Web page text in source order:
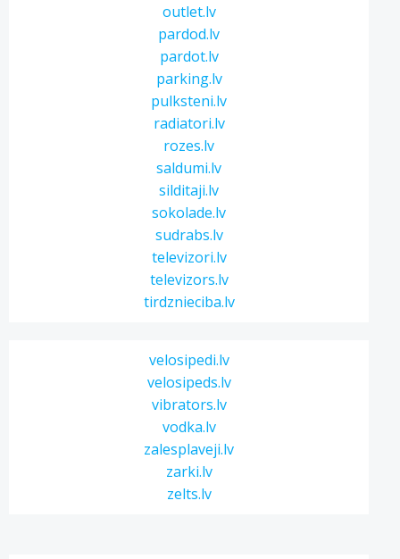
outlet.lv
pardod.lv
pardot.lv
parking.lv
pulksteni.lv
radiatori.lv
rozes.lv
saldumi.lv
silditaji.lv
sokolade.lv
sudrabs.lv
televizori.lv
televizors.lv
tirdznieciba.lv
velosipedi.lv
velosipeds.lv
vibrators.lv
vodka.lv
zalesplaveji.lv
zarki.lv
zelts.lv